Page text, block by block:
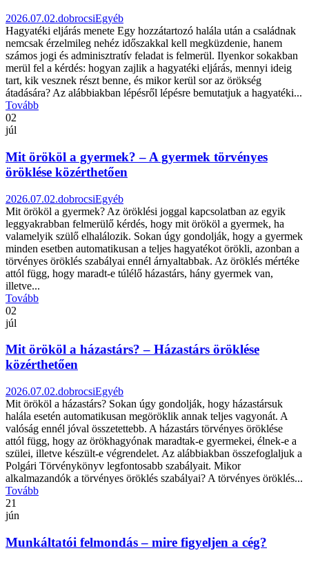
2026.07.02.dobrocsiEgyéb
Hagyatéki eljárás menete Egy hozzátartozó halála után a családnak
nemcsak érzelmileg nehéz időszakkal kell megküzdenie, hanem
számos jogi és adminisztratív feladat is felmerül. Ilyenkor sokakban
merül fel a kérdés: hogyan zajlik a hagyatéki eljárás, mennyi ideig
tart, kik vesznek részt benne, és mikor kerül sor az örökség
átadására? Az alábbiakban lépésről lépésre bemutatjuk a hagyatéki...
Tovább
02
júl
Mit örököl a gyermek? – A gyermek törvényes
öröklése közérthetően
2026.07.02.dobrocsiEgyéb
Mit örököl a gyermek? Az öröklési joggal kapcsolatban az egyik
leggyakrabban felmerülő kérdés, hogy mit örököl a gyermek, ha
valamelyik szülő elhalálozik. Sokan úgy gondolják, hogy a gyermek
minden esetben automatikusan a teljes hagyatékot örökli, azonban a
törvényes öröklés szabályai ennél árnyaltabbak. Az öröklés mértéke
attól függ, hogy maradt-e túlélő házastárs, hány gyermek van,
illetve...
Tovább
02
júl
Mit örököl a házastárs? – Házastárs öröklése
közérthetően
2026.07.02.dobrocsiEgyéb
Mit örököl a házastárs? Sokan úgy gondolják, hogy házastársuk
halála esetén automatikusan megöröklik annak teljes vagyonát. A
valóság ennél jóval összetettebb. A házastárs törvényes öröklése
attól függ, hogy az örökhagyónak maradtak-e gyermekei, élnek-e a
szülei, illetve készült-e végrendelet. Az alábbiakban összefoglaljuk a
Polgári Törvénykönyv legfontosabb szabályait. Mikor
alkalmazandók a törvényes öröklés szabályai? A törvényes öröklés...
Tovább
21
jún
Munkáltatói felmondás – mire figyeljen a cég?